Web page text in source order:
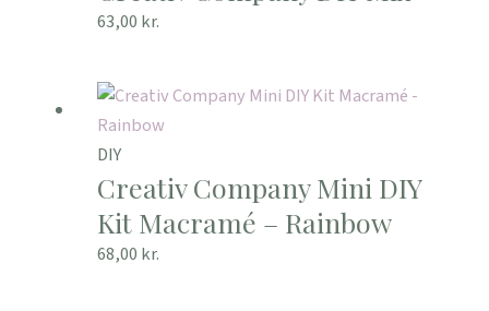
63,00 kr.
DIY
Creativ Company Mini DIY
Kit Macramé – Rainbow
68,00 kr.